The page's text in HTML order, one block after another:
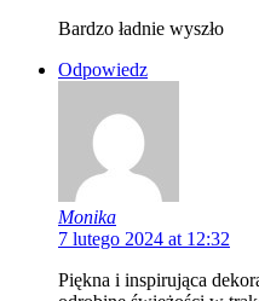
Bardzo ładnie wyszło
Odpowiedz
Monika
7 lutego 2024 at 12:32
Piękna i inspirująca